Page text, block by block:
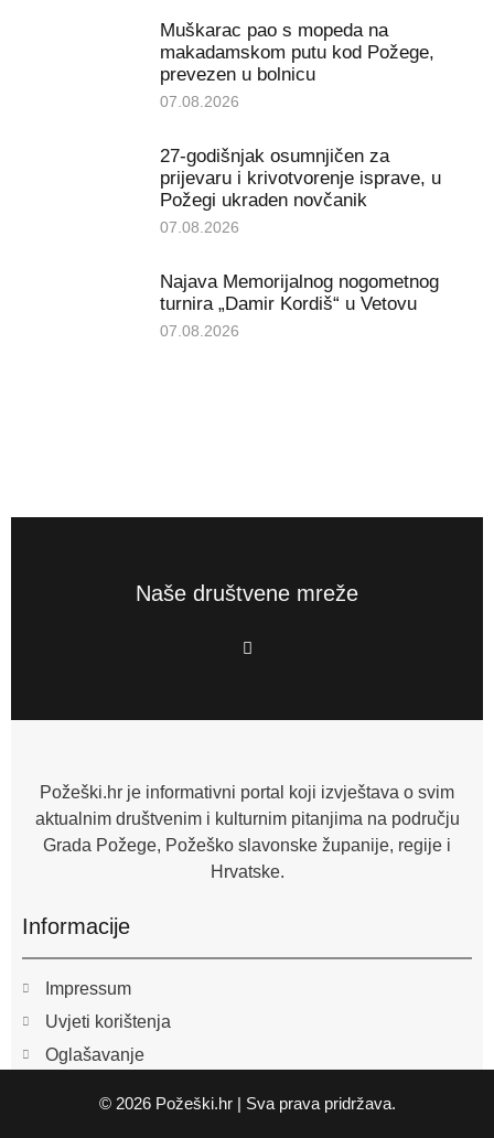
Muškarac pao s mopeda na
makadamskom putu kod Požege,
prevezen u bolnicu
07.08.2026
27-godišnjak osumnjičen za
prijevaru i krivotvorenje isprave, u
Požegi ukraden novčanik
07.08.2026
Najava Memorijalnog nogometnog
turnira „Damir Kordiš“ u Vetovu
07.08.2026
Naše društvene mreže
F
a
o
f
Požeški.hr je informativni portal koji izvještava o svim
aktualnim društvenim i kulturnim pitanjima na području
Grada Požege, Požeško slavonske županije, regije i
Hrvatske.
Informacije
Impressum
Uvjeti korištenja
Oglašavanje
© 2026 Požeški.hr | Sva prava pridržava.